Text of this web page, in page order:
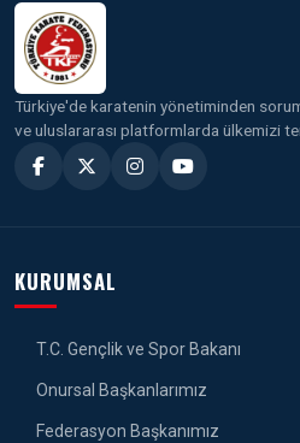
Türkiye'de karatenin yönetiminden
ve uluslararası platformlarda ülkemizi
KURUMSAL
T.C. Gençlik ve Spor Bakanı
Onursal Başkanlarımız
Federasyon Başkanımız